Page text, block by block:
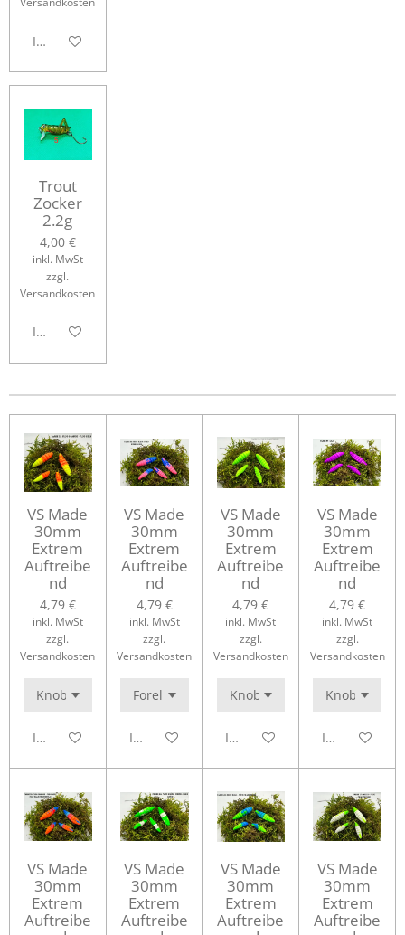
In den Warenkorb
Trout
Zocker
2.2g
4,00 €
inkl. MwSt
zzgl.
Versandkosten
In den Warenkorb
VS Made
30mm
Extrem
Auftreibe
nd
4,79 €
inkl. MwSt
zzgl.
Versandkosten
In den Warenkorb
VS Made
30mm
Extrem
Auftreibe
nd
4,79 €
inkl. MwSt
zzgl.
Versandkosten
In den Warenkorb
VS Made
30mm
Extrem
Auftreibe
nd
4,79 €
inkl. MwSt
zzgl.
Versandkosten
In den Warenkorb
VS Made
30mm
Extrem
Auftreibe
nd
4,79 €
inkl. MwSt
zzgl.
Versandkosten
In den
VS Made
30mm
Extrem
Auftreibe
VS Made
30mm
Extrem
Auftreibe
VS Made
30mm
Extrem
Auftreibe
VS Made
30mm
Extrem
Auftreibe